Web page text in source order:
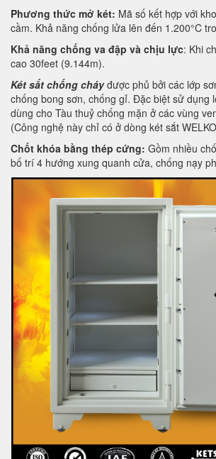
Phương thức mở két: Mã số kết hợp với
cầm. Khả năng chống lửa lên đến 1.200°C
Khả năng chống va đập và chịu lực: Khi
cao 30feet (9.144m).
Két sắt chống cháyđược phủ bởi các lớp
chống bong sơn, chống gỉ. Đặc biệt sử dụng
dùng cho Tàu thuỷ chống mặn ở các vùng
(Công nghệ này chỉ có ở dòng két sắt
Chốt khóa bằng thép cứng: Gồm nhiều
bố trí 4 hướng xung quanh cửa, chống nạy